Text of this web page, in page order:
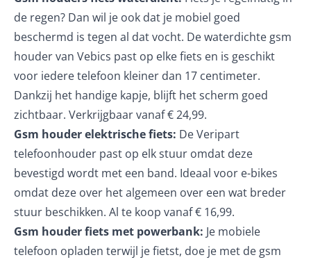
de regen? Dan wil je ook dat je mobiel goed
beschermd is tegen al dat vocht. Dewaterdichte gsm
houder van Vebics past op elke fiets en is geschikt
voor iedere telefoon kleiner dan 17 centimeter.
Dankzij het handige kapje, blijft het scherm goed
zichtbaar. Verkrijgbaar vanaf € 24,99.
Gsm houder elektrische fiets: DeVeripart
telefoonhouder past op elk stuur omdat deze
bevestigd wordt met een band. Ideaal voor e-bikes
omdat deze over het algemeen over een wat breder
stuur beschikken. Al te koop vanaf € 16,99.
Gsm houder fiets met powerbank: Je mobiele
telefoon opladen terwijl je fietst, doe je met de gsm